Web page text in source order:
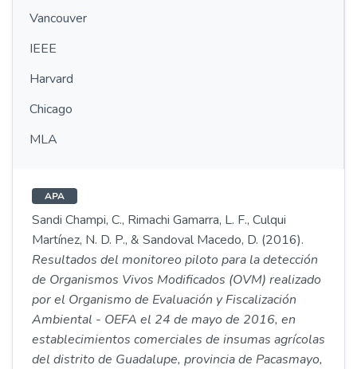
Vancouver
IEEE
Harvard
Chicago
MLA
APA
Sandi Champi, C., Rimachi Gamarra, L. F., Culqui
Martínez, N. D. P., & Sandoval Macedo, D. (2016).
Resultados del monitoreo piloto para la detección
de Organismos Vivos Modificados (OVM) realizado
por el Organismo de Evaluación y Fiscalización
Ambiental - OEFA el 24 de mayo de 2016, en
establecimientos comerciales de insumas agrícolas
del distrito de Guadalupe, provincia de Pacasmayo,